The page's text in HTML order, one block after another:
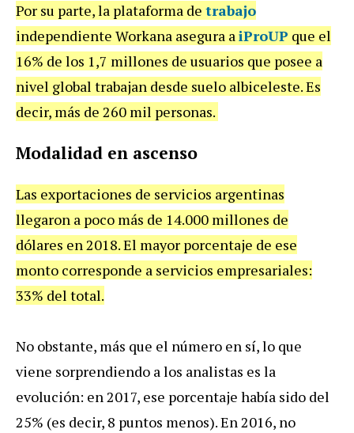
Por su parte, la plataforma de trabajo
independiente Workana asegura aiProUP que el
16% de los 1,7 millones de usuarios que posee a
nivel global trabajan desde suelo albiceleste. Es
decir, más de 260 mil personas.
Modalidad en ascenso
Las exportaciones de servicios argentinas
llegaron a poco más de 14.000 millones de
dólares en 2018. El mayor porcentaje de ese
monto corresponde a servicios empresariales:
33% del total.
No obstante, más que el número en sí, lo que
viene sorprendiendo a los analistas es la
evolución: en 2017, ese porcentaje había sido del
25% (es decir, 8 puntos menos). En 2016, no